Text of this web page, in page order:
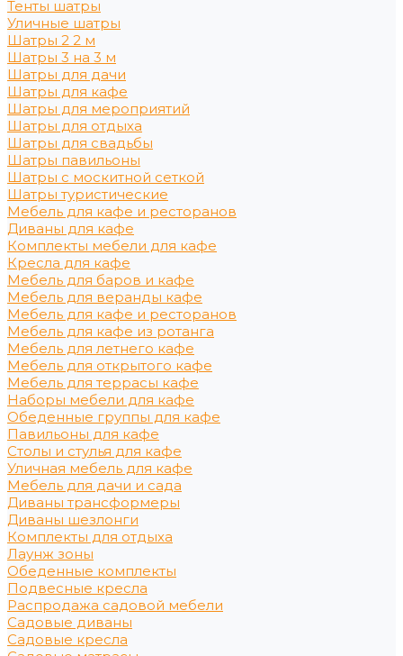
Тенты шатры
Уличные шатры
Шатры 2 2 м
Шатры 3 на 3 м
Шатры для дачи
Шатры для кафе
Шатры для мероприятий
Шатры для отдыха
Шатры для свадьбы
Шатры павильоны
Шатры с москитной сеткой
Шатры туристические
Мебель для кафе и ресторанов
Диваны для кафе
Комплекты мебели для кафе
Кресла для кафе
Мебель для баров и кафе
Мебель для веранды кафе
Мебель для кафе и ресторанов
Мебель для кафе из ротанга
Мебель для летнего кафе
Мебель для открытого кафе
Мебель для террасы кафе
Наборы мебели для кафе
Обеденные группы для кафе
Павильоны для кафе
Столы и стулья для кафе
Уличная мебель для кафе
Мебель для дачи и сада
Диваны трансформеры
Диваны шезлонги
Комплекты для отдыха
Лаунж зоны
Обеденные комплекты
Подвесные кресла
Распродажа садовой мебели
Садовые диваны
Садовые кресла